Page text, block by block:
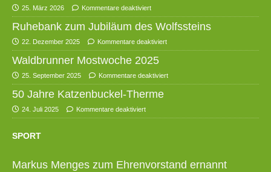
25. März 2026 Kommentare deaktiviert
Ruhebank zum Jubiläum des Wolfssteins
22. Dezember 2025 Kommentare deaktiviert
Waldbrunner Mostwoche 2025
25. September 2025 Kommentare deaktiviert
50 Jahre Katzenbuckel-Therme
24. Juli 2025 Kommentare deaktiviert
SPORT
Markus Menges zum Ehrenvorstand ernannt